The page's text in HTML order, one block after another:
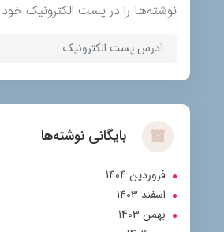
نوشته‌ها را در پست الکترونیک
بایگانی نوشته‌ها
فروردین 1404
اسفند 1403
بهمن 1403